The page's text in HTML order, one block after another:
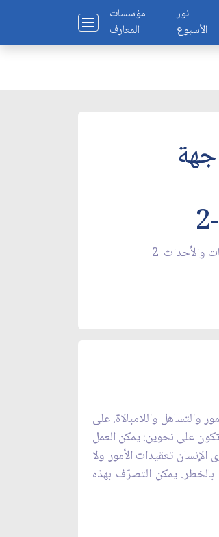
مؤسسات
المعارف
نور
الأسبوع
والأحداث-2
والتساهل واللامبالاة. على
على نحوين: يمكن العمل
تعقيدات الأمور ولا
بالخطر. يمكن التصرّف بهذه